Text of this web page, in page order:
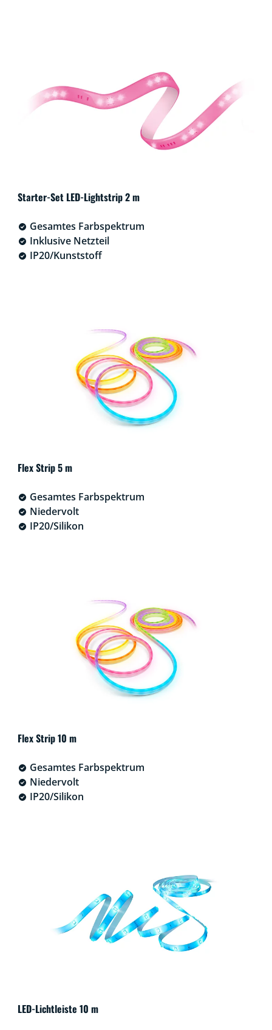
Starter-Set LED-Lightstrip 2 m
Gesamtes Farbspektrum
Inklusive Netzteil
IP20/Kunststoff
Flex Strip 5 m
Gesamtes Farbspektrum
Niedervolt
IP20/Silikon
Flex Strip 10 m
Gesamtes Farbspektrum
Niedervolt
IP20/Silikon
LED-Lichtleiste 10 m